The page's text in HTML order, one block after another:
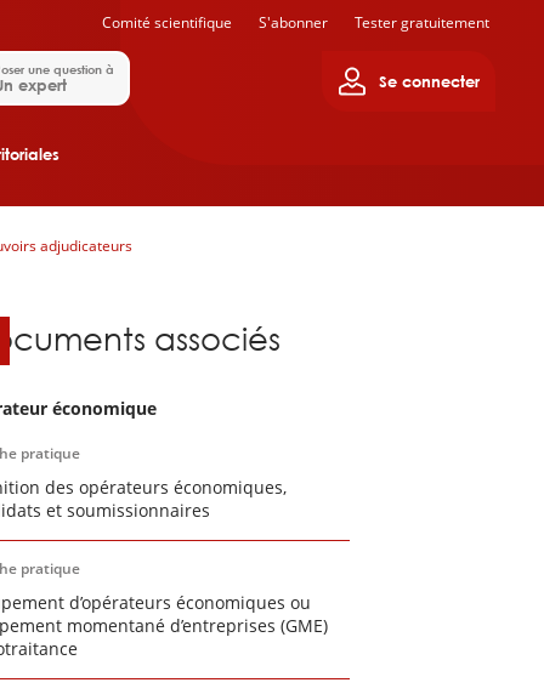
une question à
expert Se connecter
Comité scientifique S'abonner Tester gratuitement
adjudicateurs
associés
économique
pratique
des opérateurs économiques,
et soumissionnaires
pratique
d’opérateurs économiques ou
momentané d’entreprises (GME)